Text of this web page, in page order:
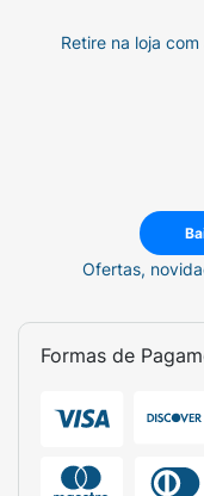
Retire na loja
Ofertas,
Formas de